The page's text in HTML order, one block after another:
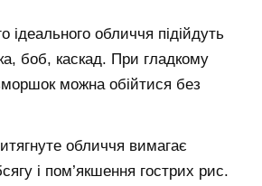
ідеального обличчя підійдуть
боб, каскад. При гладкому
можна обійтися без
обличчя вимагає
і пом’якшення гострих рис.